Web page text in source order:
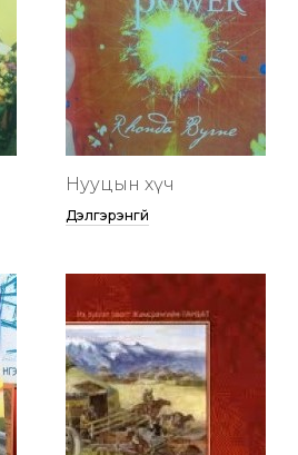
Нууцын хүч
Дэлгэрэнгүй